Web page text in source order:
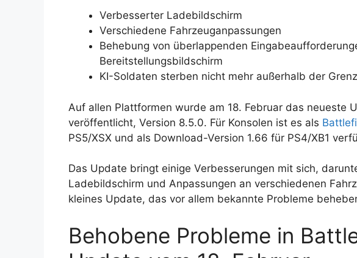
Verbesserter Ladebildschirm
Verschiedene Fahrzeuganpassungen
Behebung von überlappenden
Bereitstellungsbildschirm
KI-Soldaten sterben nicht mehr außerhalb der
Auf allen Plattformen wurde am 18. Februar das neueste
veröffentlicht, Version 8.5.0. Für Konsolen ist es als
PS5/XSX und als Download-Version 1.66 für PS4/XB1
Das Update bringt einige Verbesserungen mit sich,
Ladebildschirm und Anpassungen an verschiedenen
kleines Update, das vor allem bekannte Probleme
Behobene Probleme in